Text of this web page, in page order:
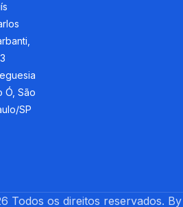
Ó, São
SP
Todos os direitos reservados. By